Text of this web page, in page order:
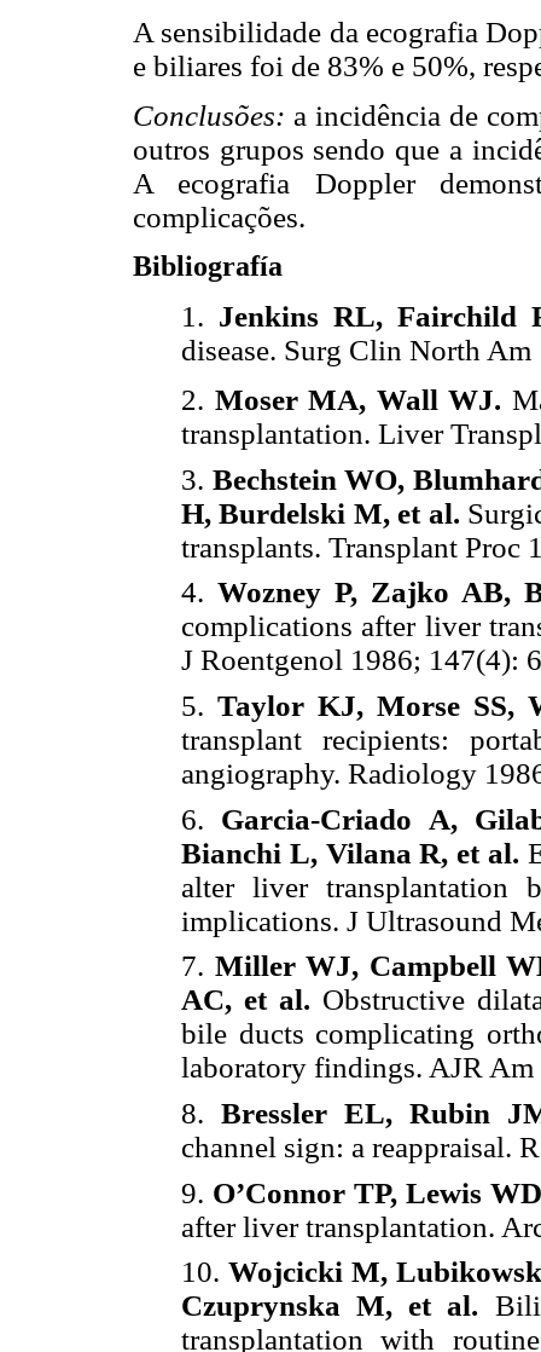
A sensibilidade da ecografia
e biliares foi de 83% e 50%,
Conclusões: a incidência de
outros grupos sendo que a
A ecografia Doppler
complicações.
Bibliografía
1. Jenkins RL, Fairchild
disease. Surg Clin North
2. Moser MA, Wall WJ.
transplantation. Liver
3. Bechstein WO,
H, Burdelski M, et al.
transplants. Transplant Proc
4. Wozney P, Zajko AB,
complications after liver
J Roentgenol 1986; 147(4):
5.Taylor KJ, Morse SS,
transplant recipients:
angiography. Radiology
6. Garcia-Criado A,
Bianchi L, Vilana R, et al.
alter liver transplantation
implications. J Ultrasound
7. Miller WJ, Campbell
AC, et al. Obstructive
bile ducts complicating
laboratory findings. AJR
8. Bressler EL, Rubin
channel sign: a reappraisal.
9. O’Connor TP, Lewis
after liver transplantation.
10. Wojcicki M,
Czuprynska M, et al.
transplantation with